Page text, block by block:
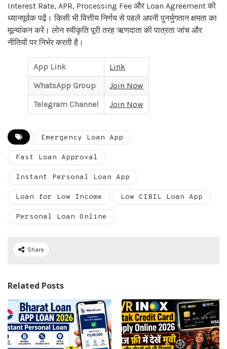
Interest Rate, APR, Processing Fee और Loan Agreement को
ध्यानपूर्वक पढ़ें। किसी भी वित्तीय निर्णय से पहले अपनी पुनर्भुगतान क्षमता का
मूल्यांकन करें। लोन स्वीकृति पूरी तरह ऋणदाता की पात्रता जांच और
नीतियों पर निर्भर करती है।
App Link
Link
WhatsApp Group
Join Now
Telegram Channel
Join Now
Emergency Loan App
Fast Loan Approval
Instant Personal Loan App
Loan for Low Income Low CIBIL Loan App
Personal Loan Online
Share
Related Posts